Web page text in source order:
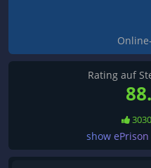
Rating auf
3030
show